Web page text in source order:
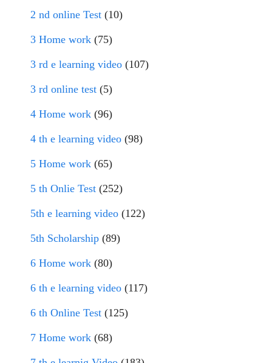
2 nd online Test (10)
3 Home work (75)
3 rd e learning video (107)
3 rd online test (5)
4 Home work (96)
4 th e learning video (98)
5 Home work (65)
5 th Onlie Test (252)
5th e learning video (122)
5th Scholarship (89)
6 Home work (80)
6 th e learning video (117)
6 th Online Test (125)
7 Home work (68)